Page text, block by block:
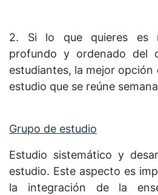
2. Si lo que quieres es
profundo y ordenado del
estudiantes, la mejor
estudio que se reúne
Grupo de estudio
Estudio sistemático y
estudio. Este aspecto es
la integración de la